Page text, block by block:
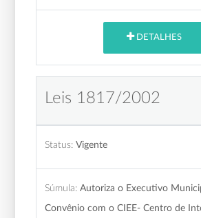
DETALHES
Leis 1817/2002
Status: Vigente
Súmula: Autoriza o Executivo
Convênio com o CIEE- Centro de